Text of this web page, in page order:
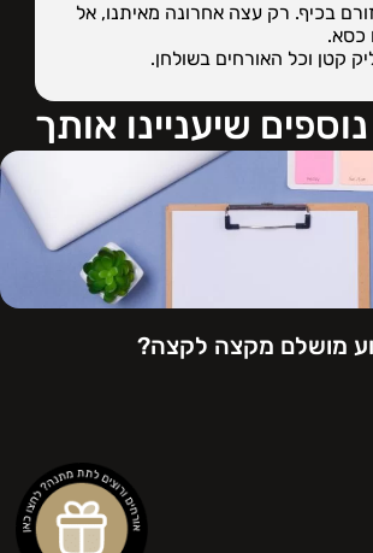
בכיף. רק עצה אחרונה מאיתנו, אל
כסא.
קטן וכל האורחים בשולחן.
שיעניינו אותך
מושלם מקצה לקצה?